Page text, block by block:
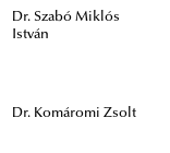
Dr. Szabó Miklós
István
Dr. Komáromi Zsolt